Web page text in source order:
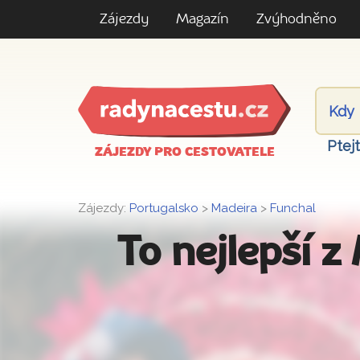
Zájezdy Magazín Zvýhodněno
ZÁJEZDY PRO CESTOVATELE
Zájezdy: Portugalsko > Madeira > Funchal
To nejlepší z